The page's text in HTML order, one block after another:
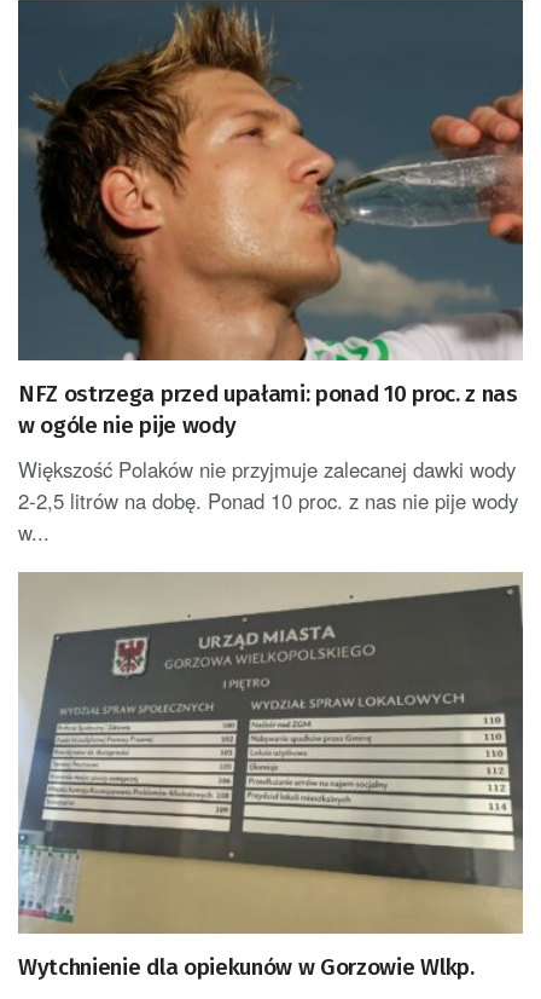
NFZ ostrzega przed upałami: ponad 10 proc. z nas
w ogóle nie pije wody
Większość Polaków nie przyjmuje zalecanej dawki wody
2-2,5 litrów na dobę. Ponad 10 proc. z nas nie pije wody
w...
Wytchnienie dla opiekunów w Gorzowie Wlkp.